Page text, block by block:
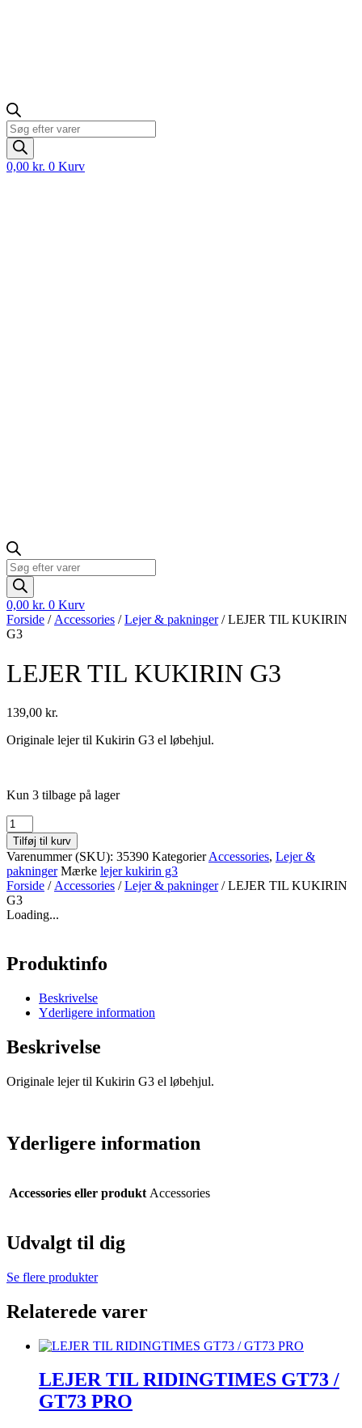
Products
search
0,00 kr. 0 Kurv
Products
search
0,00 kr. 0 Kurv
Forside / Accessories /Lejer & pakninger/ LEJER TIL KUKIRIN
G3
LEJER TIL KUKIRIN G3
139,00 kr.
Originale lejer til Kukirin G3 el løbehjul.
Kun 3 tilbage på lager
LEJER
TIL
KUKIRIN
G3
antal
Tilføj til kurv
Varenummer (SKU): 35390 KategorierAccessories, Lejer &
pakninger Mærke lejer kukirin g3
Forside /Accessories /Lejer & pakninger/ LEJER TIL KUKIRIN
G3
Loading...
Produktinfo
Beskrivelse
Yderligere information
Beskrivelse
Originale lejer til Kukirin G3 el løbehjul.
Yderligere information
Accessories eller produkt Accessories
Udvalgt til dig
Se flere produkter
Relaterede varer
LEJER TIL RIDINGTIMES GT73 /
GT73 PRO